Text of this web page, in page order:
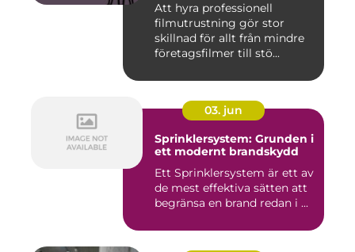
Att hyra professionell
filmutrustning gör stor
skillnad för allt från mindre
företagsfilmer till stö...
03. jun
Sprinklersystem: Grunden i
ett modernt brandskydd
Ett Sprinklersystem är ett av
de mest effektiva sätten att
begränsa en brand redan i ...